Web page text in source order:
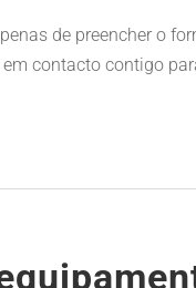
de preencher o
contacto contigo